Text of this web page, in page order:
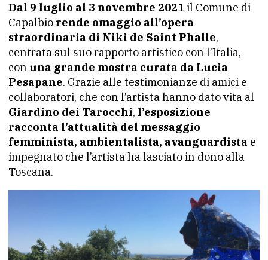
Dal 9 luglio al 3 novembre 2021 il Comune di
Capalbio rende omaggio all’opera
straordinaria di Niki de Saint Phalle,
centrata sul suo rapporto artistico con l’Italia,
con una grande mostra curata da Lucia
Pesapane. Grazie alle testimonianze di amici e
collaboratori, che con l’artista hanno dato vita al
Giardino dei Tarocchi, l’esposizione
racconta l’attualità del messaggio
femminista, ambientalista, avanguardista e
impegnato che l’artista ha lasciato in dono alla
Toscana.